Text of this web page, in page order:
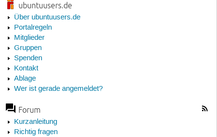
ubuntuusers.de
Über ubuntuusers.de
Portalregeln
Mitglieder
Gruppen
Spenden
Kontakt
Ablage
Wer ist gerade angemeldet?
Forum
Kurzanleitung
Richtig fragen